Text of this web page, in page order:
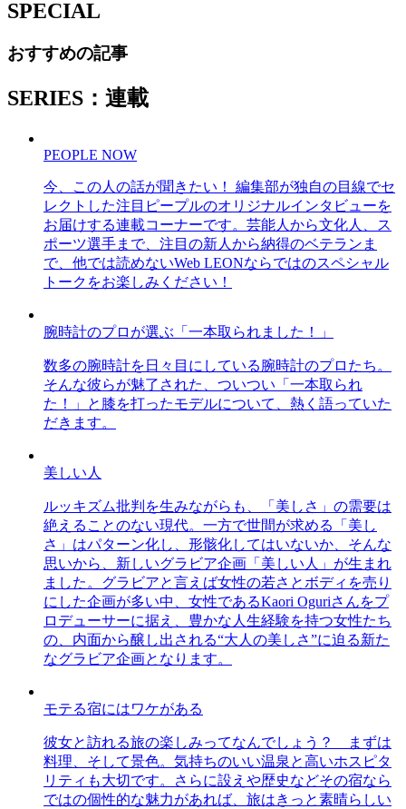
SPECIAL
おすすめの記事
SERIES：連載
PEOPLE NOW
今、この人の話が聞きたい！ 編集部が独自の目線でセ
レクトした注目ピープルのオリジナルインタビューを
お届けする連載コーナーです。芸能人から文化人、ス
ポーツ選手まで、注目の新人から納得のベテランま
で、他では読めないWeb LEONならではのスペシャル
トークをお楽しみください！
腕時計のプロが選ぶ「一本取られました！」
数多の腕時計を日々目にしている腕時計のプロたち。
そんな彼らが魅了された、ついつい「一本取られ
た！」と膝を打ったモデルについて、熱く語っていた
だきます。
美しい人
ルッキズム批判を生みながらも、「美しさ」の需要は
絶えることのない現代。一方で世間が求める「美し
さ」はパターン化し、形骸化してはいないか、そんな
思いから、新しいグラビア企画「美しい人」が生まれ
ました。グラビアと言えば女性の若さとボディを売り
にした企画が多い中、女性であるKaori Oguriさんをプ
ロデューサーに据え、豊かな人生経験を持つ女性たち
の、内面から醸し出される“大人の美しさ”に迫る新た
なグラビア企画となります。
モテる宿にはワケがある
彼女と訪れる旅の楽しみってなんでしょう？ まずは
料理、そして景色。気持ちのいい温泉と高いホスピタ
リティも大切です。さらに設えや歴史などその宿なら
ではの個性的な魅力があれば、旅はきっと素晴らしい